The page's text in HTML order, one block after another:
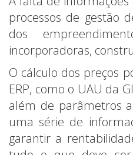
processos de gestão
dos
incorporadoras,
O cálculo dos preços
ERP, como o UAU da
além de parâmetros
uma série de
garantir a